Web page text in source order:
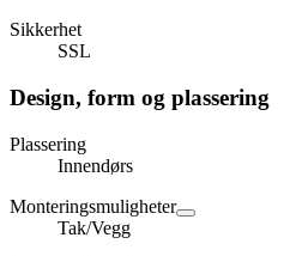
Sikkerhet
SSL
Design, form og plassering
Plassering
Innendørs
Monteringsmuligheter
Tak/Vegg